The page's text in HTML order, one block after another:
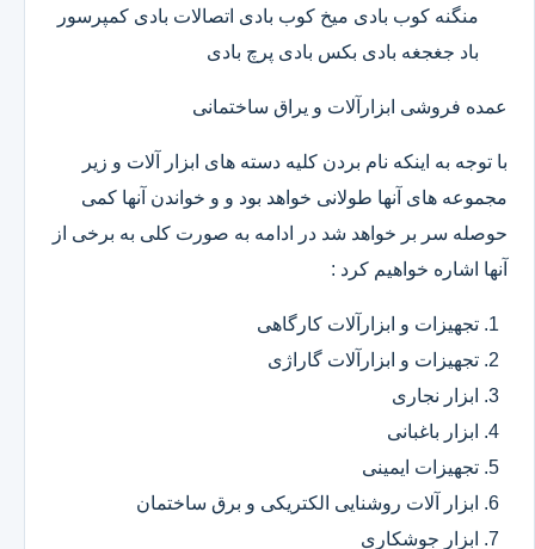
منگنه کوب بادی میخ کوب بادی اتصالات بادی کمپرسور
باد جغجغه بادی بکس بادی پرچ بادی
عمده فروشی ابزارآلات و یراق ساختمانی
با توجه به اینکه نام بردن کلیه دسته های ابزار آلات و زیر
مجموعه های آنها طولانی خواهد بود و و خواندن آنها کمی
حوصله سر بر خواهد شد در ادامه به صورت کلی به برخی از
آنها اشاره خواهیم کرد :
تجهیزات و ابزارآلات کارگاهی
تجهیزات و ابزارآلات گاراژی
ابزار نجاری
ابزار باغبانی
تجهیزات ایمینی
ابزار آلات روشنایی الکتریکی و برق ساختمان
ابزار جوشکاری